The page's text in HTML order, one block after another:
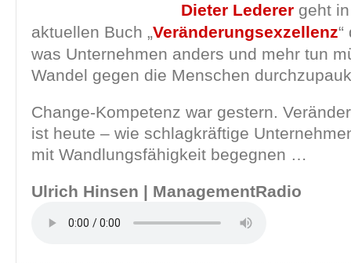
Dieter Lederer geht
aktuellen Buch „Veränderungsexzellenz“
was Unternehmen anders und mehr tun
Wandel gegen die Menschen
Change-Kompetenz war gestern.
ist heute – wie schlagkräftige
mit Wandlungsfähigkeit begegnen …
Ulrich Hinsen | ManagementRadio